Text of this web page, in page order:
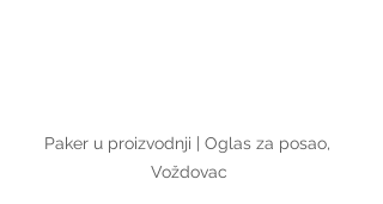
Paker u proizvodnji | Oglas za posao,
Voždovac